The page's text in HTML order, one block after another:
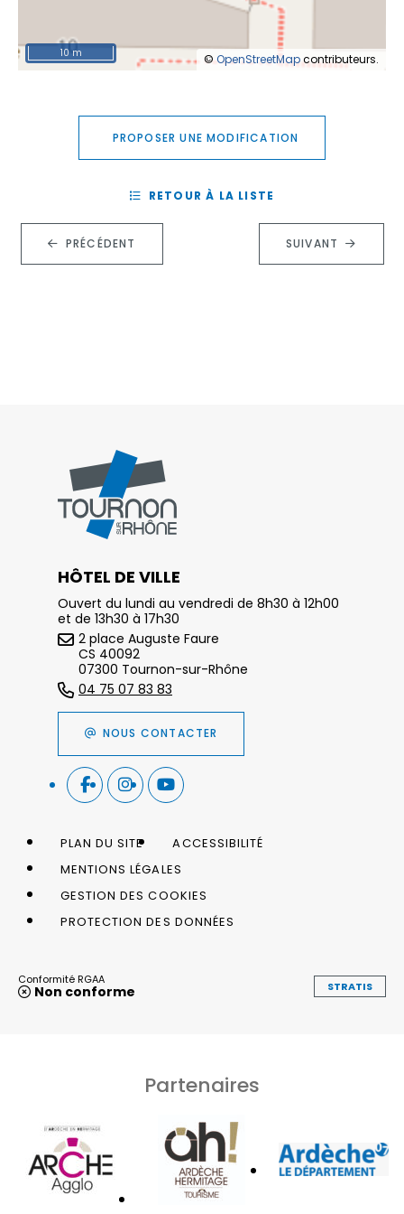
© OpenStreetMapcontributeurs.
10 m
PROPOSER UNE MODIFICATION
PRÉCÉDENT
RETOUR À LA LISTE
SUIVANT
HÔTEL DE VILLE
Ouvert du lundi au vendredi de 8h30 à 12h00
et de 13h30 à 17h30
2 place Auguste Faure
CS 40092
07300 Tournon-sur-Rhône
04 75 07 83 83
NOUS CONTACTER
PLAN DU SITE
ACCESSIBILITÉ
MENTIONS LÉGALES
GESTION DES COOKIES
PROTECTION DES DONNÉES
Conformité RGAA
Non conforme STRATIS
Partenaires